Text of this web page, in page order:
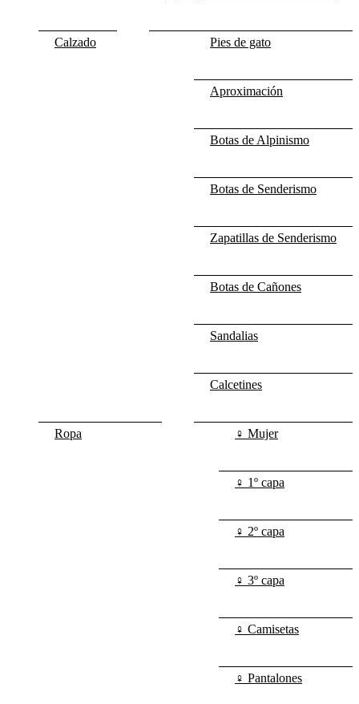
Calzado Pies de gato
Aproximación
Botas de Alpinismo
Botas de Senderismo
Zapatillas de Senderismo
Botas de Cañones
Sandalias
Calcetines
Ropa ♀ Mujer
♀ 1º capa
♀ 2º capa
♀ 3º capa
♀ Camisetas
♀ Pantalones